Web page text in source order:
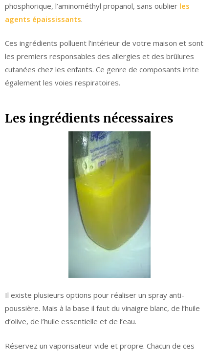
phosphorique, l’aminométhyl propanol, sans oublier les
agents épaississants.
Ces ingrédients polluent l’intérieur de votre maison et sont
les premiers responsables des allergies et des brûlures
cutanées chez les enfants. Ce genre de composants irrite
également les voies respiratoires.
Les ingrédients nécessaires
Il existe plusieurs options pour réaliser un spray anti-
poussière. Mais à la base il faut du vinaigre blanc, de l’huile
d’olive, de l’huile essentielle et de l’eau.
Réservez un vaporisateur vide et propre. Chacun de ces